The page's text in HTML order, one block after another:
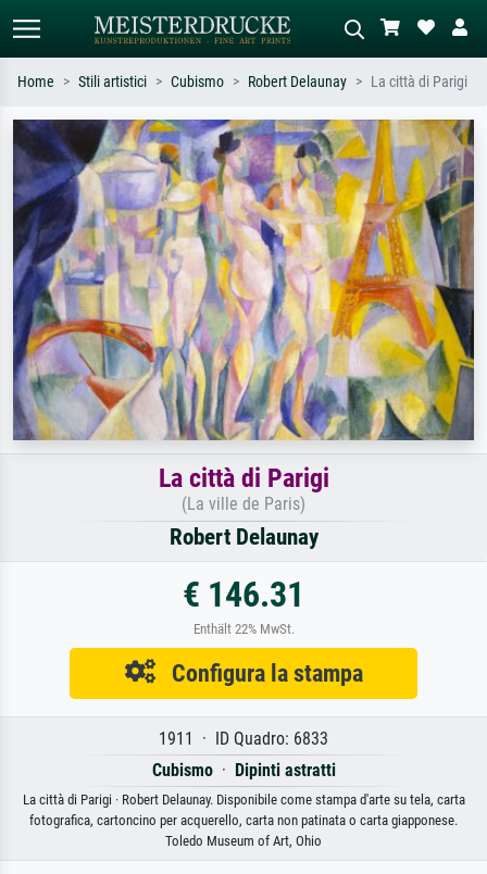
Ricerca standard Ricerca immagini AI
Cerca per artista, titolo o stile – es.
Monet, Notte stellata,
Impressionismo, onda di Hokusai,
nudo.
Descrivi la scena – es. prato verde,
astratto con molto rosso, dipinto a
olio scuro, nudo in piedi vicino a un
albero.
Home Stili artistici Cubismo Robert Delaunay La città di Parigi
La città di Parigi
(La ville de Paris)
Robert Delaunay
€ 146.31
Enthält 22% MwSt.
Configura la stampa
1911 · ID Quadro: 6833
Cubismo· Dipinti astratti
La città di Parigi · Robert Delaunay. Disponibile come stampa d'arte su tela, carta
fotografica, cartoncino per acquerello, carta non patinata o carta giapponese.
Toledo Museum of Art, Ohio